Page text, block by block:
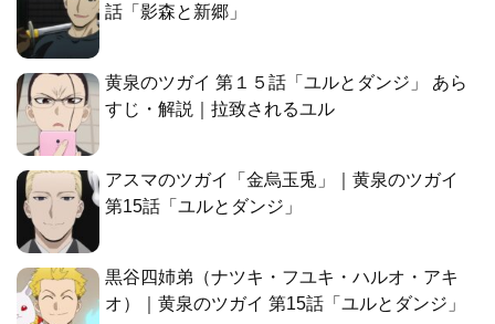
話「影森と新郷」
黄泉のツガイ 第１５話「ユルとダンジ」 あら
すじ・解説｜拉致されるユル
アスマのツガイ「金烏玉兎」｜黄泉のツガイ
第15話「ユルとダンジ」
黒谷四姉弟（ナツキ・フユキ・ハルオ・アキ
オ）｜黄泉のツガイ 第15話「ユルとダンジ」